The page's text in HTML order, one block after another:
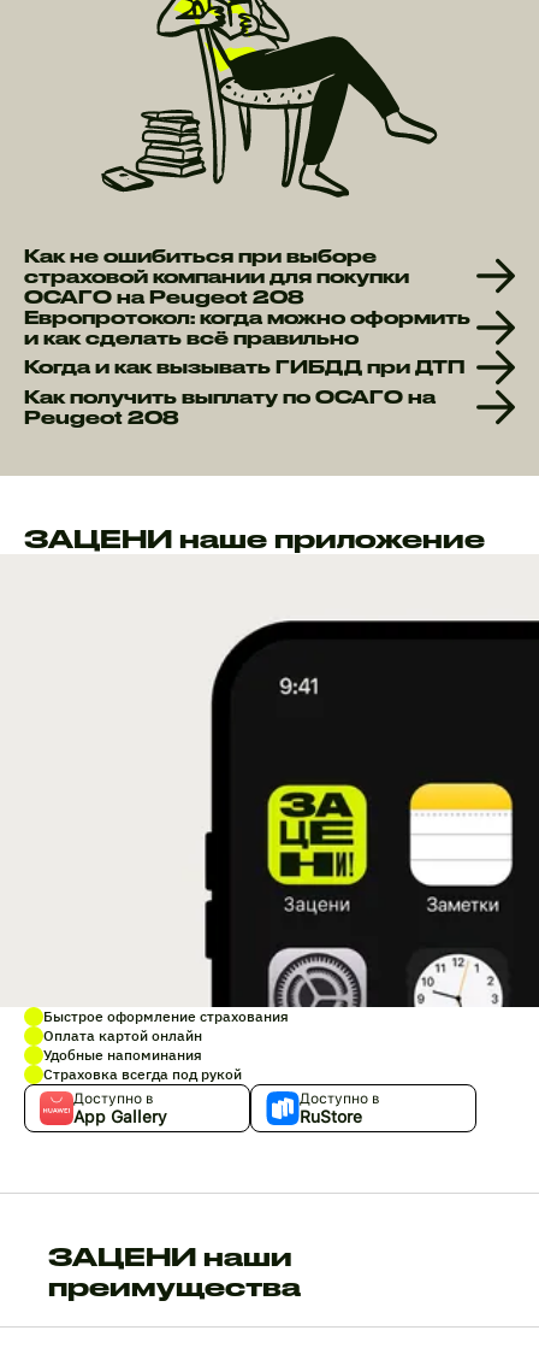
Как не ошибиться при выборе
страховой компании для покупки
ОСАГО на Peugeot 208
Европротокол: когда можно оформить
и как сделать всё правильно
Когда и как вызывать ГИБДД при ДТП
Как получить выплату по ОСАГО на
Peugeot 208
ЗАЦЕНИ наше приложение
Быстрое оформление страхования
Оплата картой онлайн
Удобные напоминания
Страховка всегда под рукой
Доступно в
App Gallery
Доступно в
RuStore
ЗАЦЕНИ наши
преимущества